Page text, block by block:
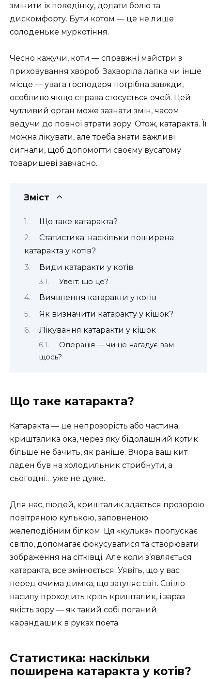
змінити їх поведінку, додати болю та
дискомфорту. Бути котом — це не лише
солоденьке муркотіння.
Чесно кажучи, коти — справжні майстри з
приховування хвороб. Захворіла лапка чи інше
місце — увага господаря потрібна завжди,
особливо якщо справа стосується очей. Цей
чутливий орган може зазнати змін, часом
ведучи до повної втрати зору. Отож, катаракта. Її
можна лікувати, але треба знати важливі
сигнали, щоб допомогти своєму вусатому
товаришеві завчасно.
Зміст
Що таке катаракта?
Статистика: наскільки поширена
катаракта у котів?
Види катаракти у котів
Увеїт: що це?
Виявлення катаракти у котів
Як визначити катаракту у кішок?
Лікування катаракти у кішок
Операція — чи це нагадує вам
щось?
Що таке катаракта?
Катаракта — це непрозорість або частина
кришталика ока, через яку бідолашний котик
більше не бачить, як раніше. Вчора ваш кит
ладен був на холодильник стрибнути, а
сьогодні… уже не дуже.
Для нас, людей, кришталик здається прозорою
повітряною кулькою, заповненою
желеподібним білком. Ця «кулька» пропускає
світло, допомагає фокусуватися та створювати
зображення на сітківці. Але коли з’являється
катаракта, все змінюється. Уявіть, що у вас
перед очима димка, що затуляє світ. Світло
насилу проходить крізь кришталик, і зараз
якість зору — як такий собі поганий
карандашик в руках поета.
Статистика: наскільки
поширена катаракта у котів?